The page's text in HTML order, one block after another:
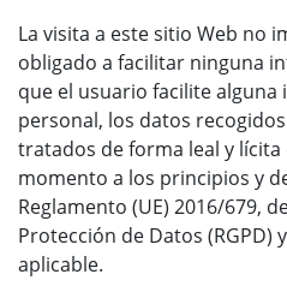
La visita a este sitio Web no
obligado a facilitar ninguna
que el usuario facilite
personal, los datos
tratados de forma leal y
momento a los principios y
Reglamento (UE) 2016/679,
Protección de Datos (RGPD)
aplicable.